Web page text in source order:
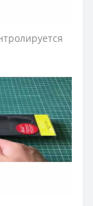
в его честь.
обозначают